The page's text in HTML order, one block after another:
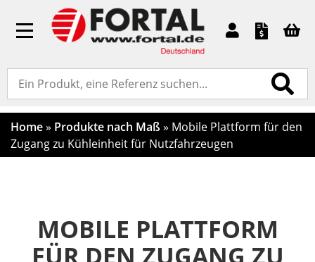
Toggle
Home» Produkte nach Maß » Mobile Plattform für den
Zugang zu Kühleinheit für Nutzfahrzeugen
MOBILE PLATTFORM
FÜR DEN ZUGANG ZU